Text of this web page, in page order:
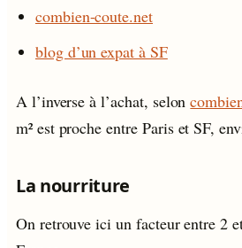
combien-coute.net
blog d’un expat à SF
A l’inverse à l’achat, selon
m² est proche entre Paris et SF,
La nourriture
On retrouve ici un facteur entre 2